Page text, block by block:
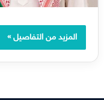
المزيد من التفاصيل »